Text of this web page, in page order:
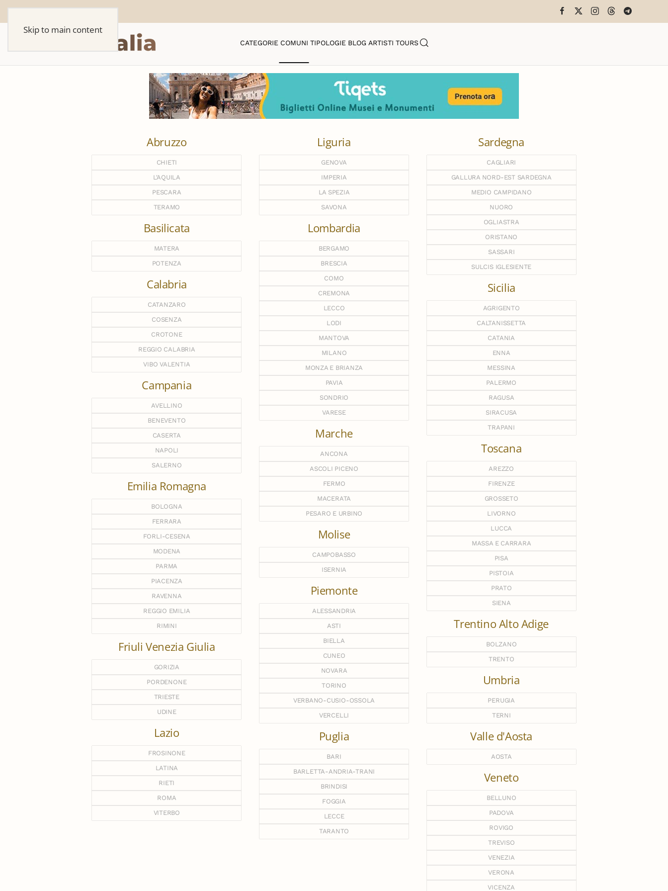
Skip to main content
CATEGORIE COMUNI TIPOLOGIE BLOG ARTISTI TOURS
Abruzzo
CHIETI
L'AQUILA
PESCARA
TERAMO
Basilicata
MATERA
POTENZA
Calabria
CATANZARO
COSENZA
CROTONE
REGGIO CALABRIA
VIBO VALENTIA
Campania
AVELLINO
BENEVENTO
CASERTA
NAPOLI
SALERNO
Emilia Romagna
BOLOGNA
FERRARA
FORLI-CESENA
MODENA
PARMA
PIACENZA
RAVENNA
REGGIO EMILIA
RIMINI
Friuli Venezia Giulia
GORIZIA
PORDENONE
TRIESTE
UDINE
Lazio
FROSINONE
LATINA
RIETI
ROMA
VITERBO
Liguria
GENOVA
IMPERIA
LA SPEZIA
SAVONA
Lombardia
BERGAMO
BRESCIA
COMO
CREMONA
LECCO
LODI
MANTOVA
MILANO
MONZA E BRIANZA
PAVIA
SONDRIO
VARESE
Marche
ANCONA
ASCOLI PICENO
FERMO
MACERATA
PESARO E URBINO
Molise
CAMPOBASSO
ISERNIA
Piemonte
ALESSANDRIA
ASTI
BIELLA
CUNEO
NOVARA
TORINO
VERBANO-CUSIO-OSSOLA
VERCELLI
Puglia
BARI
BARLETTA-ANDRIA-TRANI
BRINDISI
FOGGIA
LECCE
TARANTO
Sardegna
CAGLIARI
GALLURA NORD-EST SARDEGNA
MEDIO CAMPIDANO
NUORO
OGLIASTRA
ORISTANO
SASSARI
SULCIS IGLESIENTE
Sicilia
AGRIGENTO
CALTANISSETTA
CATANIA
ENNA
MESSINA
PALERMO
RAGUSA
SIRACUSA
TRAPANI
Toscana
AREZZO
FIRENZE
GROSSETO
LIVORNO
LUCCA
MASSA E CARRARA
PISA
PISTOIA
PRATO
SIENA
Trentino Alto Adige
BOLZANO
TRENTO
Umbria
PERUGIA
TERNI
Valle d'Aosta
AOSTA
Veneto
BELLUNO
PADOVA
ROVIGO
TREVISO
VENEZIA
VERONA
VICENZA